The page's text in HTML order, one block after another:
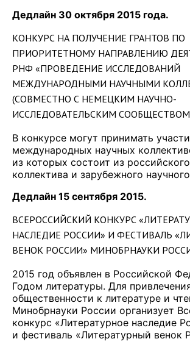
Дедлайн 30 октября 2015 года.
КОНКУРС НА ПОЛУЧЕНИЕ ГРАНТОВ ПО
ПРИОРИТЕТНОМУ НАПРАВЛЕНИЮ
РНФ «ПРОВЕДЕНИЕ ИССЛЕДОВАНИЙ
МЕЖДУНАРОДНЫМИ НАУЧНЫМИ
(СОВМЕСТНО С НЕМЕЦКИМ НАУЧНО-
ИССЛЕДОВАТЕЛЬСКИМ СООБЩЕСТВОМ
В конкурсе могут принимать
международных научных
из которых состоит из
коллектива и зарубежного
Дедлайн 15 сентября 2015.
ВСЕРОССИЙСКИЙ КОНКУРС
НАСЛЕДИЕ РОССИИ» И ФЕСТИВАЛЬ
ВЕНОК РОССИИ» МИНОБРНАУКИ
2015 год объявлен в Российской
Годом литературы. Для
общественности к литературе и
Минобрнауки России организует
конкурс «Литературное наследие
и фестиваль «Литературный венок